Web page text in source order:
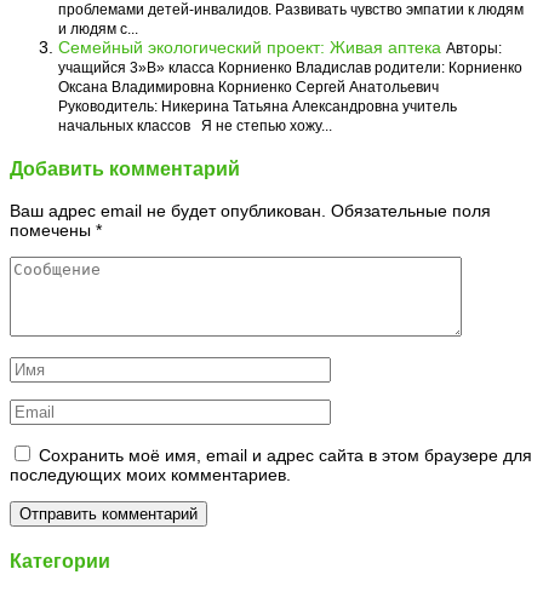
проблемами детей-инвалидов. Развивать чувство эмпатии к людям
и людям с...
Семейный экологический проект: Живая аптека Авторы:
учащийся 3»В» класса Корниенко Владислав родители: Корниенко
Оксана Владимировна Корниенко Сергей Анатольевич
Руководитель: Никерина Татьяна Александровна учитель
начальных классов Я не степью хожу...
Добавить комментарий
Ваш адрес email не будет опубликован. Обязательные поля
помечены *
Сохранить моё имя, email и адрес сайта в этом браузере для
последующих моих комментариев.
Категории